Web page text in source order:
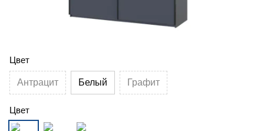
Цвет
Антрацит Белый Графит
Цвет